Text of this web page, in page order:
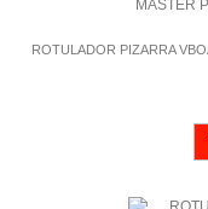
ROTULADOR PIZARRA